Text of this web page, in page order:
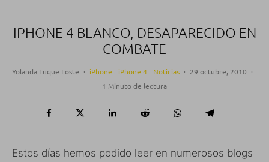
IPHONE 4 BLANCO, DESAPARECIDO EN
COMBATE
Yolanda Luque Loste · iPhone iPhone 4 Noticias · 29 octubre, 2010 ·
1 Minuto de lectura
Estos días hemos podido leer en numerosos blogs